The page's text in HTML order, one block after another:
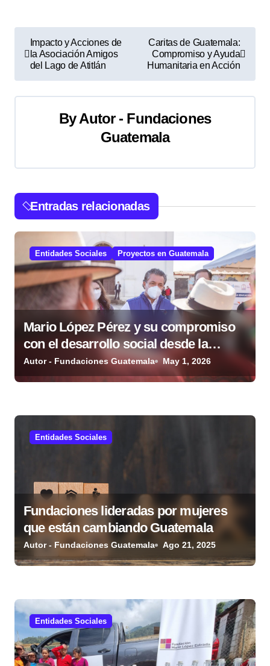
v
a
i
ó
n
d
e
n
t
Impacto y Acciones de
la Asociación Amigos
del Lago de Atitlán
Caritas de Guatemala:
Compromiso y Ayuda
Humanitaria en Acción
ByAutor - Fundaciones
Guatemala
Entradas relacionadas
Entidades Sociales Proyectos en Guatemala
Mario López Pérez y su compromiso
con el desarrollo social desde la
Fundación Mario López Estrada
Autor - Fundaciones Guatemala May 1, 2026
Entidades Sociales
Fundaciones lideradas por mujeres
que están cambiando Guatemala
Autor - Fundaciones Guatemala Ago 21, 2025
Entidades Sociales